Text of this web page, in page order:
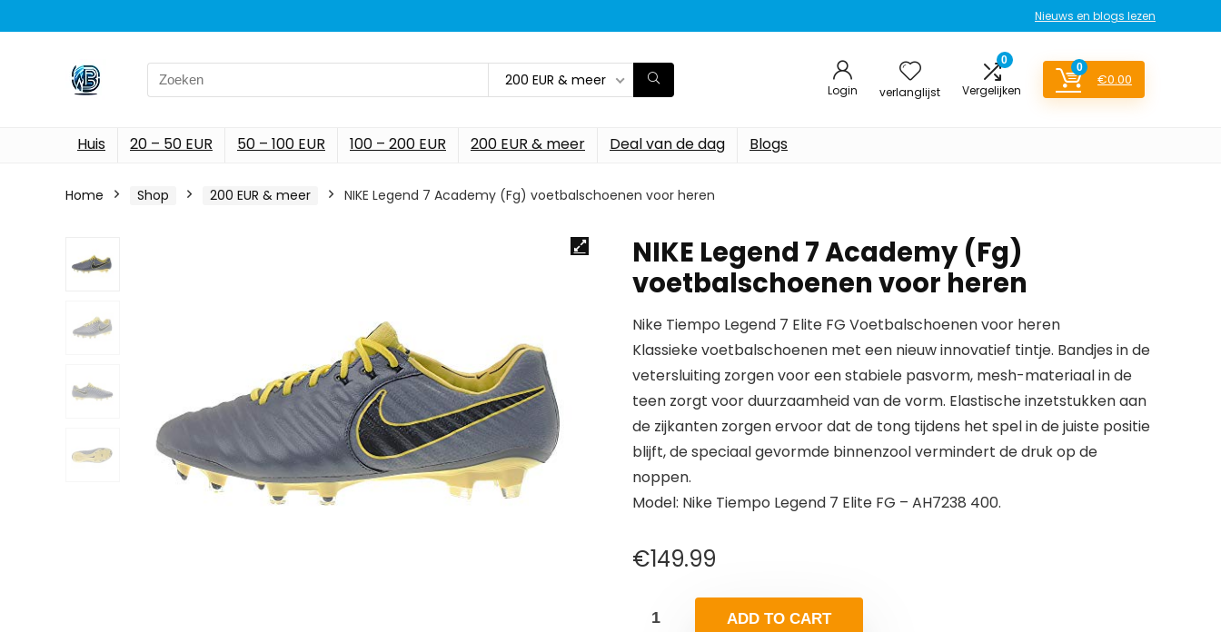
Nieuws en blogs lezen
Search
for:
200 EUR & meer
Login verlanglijst
0
Vergelijken
0
€0.00
Huis 20 – 50 EUR 50 – 100 EUR 100 – 200 EUR 200 EUR & meer Deal van de dag Blogs
Home Shop 200 EUR & meer NIKE Legend 7 Academy (Fg) voetbalschoenen voor heren
NIKE Legend 7 Academy (Fg)
voetbalschoenen voor heren
Nike Tiempo Legend 7 Elite FG Voetbalschoenen voor heren
Klassieke voetbalschoenen met een nieuw innovatief tintje. Bandjes in de
vetersluiting zorgen voor een stabiele pasvorm, mesh-materiaal in de
teen zorgt voor duurzaamheid van de vorm. Elastische inzetstukken aan
de zijkanten zorgen ervoor dat de tong tijdens het spel in de juiste positie
blijft, de speciaal gevormde binnenzool vermindert de druk op de
noppen.
Model: Nike Tiempo Legend 7 Elite FG – AH7238 400.
€149.99
ADD TO CART